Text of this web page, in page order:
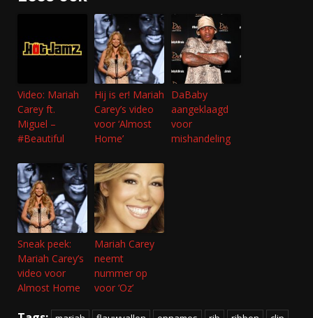
Video: Mariah
Carey ft.
Miguel –
#Beautiful
Hij is er! Mariah
Carey’s video
voor ‘Almost
Home’
DaBaby
aangeklaagd
voor
mishandeling
Sneak peek:
Mariah Carey’s
video voor
Almost Home
Mariah Carey
neemt
nummer op
voor ‘Oz’